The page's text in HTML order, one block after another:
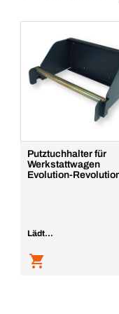
Putztuchhalter für
Werkstattwagen
Evolution-
Lädt...